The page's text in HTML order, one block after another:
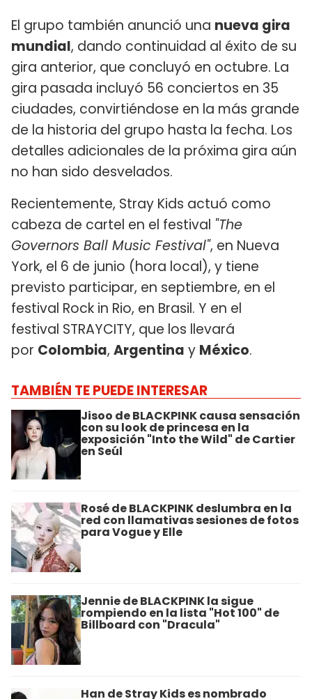
El grupo también anunció una nueva gira
mundial, dando continuidad al éxito de su
gira anterior, que concluyó en octubre. La
gira pasada incluyó 56 conciertos en 35
ciudades, convirtiéndose en la más grande
de la historia del grupo hasta la fecha. Los
detalles adicionales de la próxima gira aún
no han sido desvelados.
Recientemente, Stray Kids actuó como
cabeza de cartel en el festival "The
Governors Ball Music Festival", en Nueva
York, el 6 de junio (hora local), y tiene
previsto participar, en septiembre, en el
festival Rock in Rio, en Brasil. Y en el
festival STRAYCITY, que los llevará
por Colombia, Argentina y México.
TAMBIÉN TE PUEDE INTERESAR
Jisoo de BLACKPINK causa sensación
con su look de princesa en la
exposición "Into the Wild" de Cartier
en Seúl
Rosé de BLACKPINK deslumbra en la
red con llamativas sesiones de fotos
para Vogue y Elle
Jennie de BLACKPINK la sigue
rompiendo en la lista "Hot 100" de
Billboard con "Dracula"
Han de Stray Kids es nombrado